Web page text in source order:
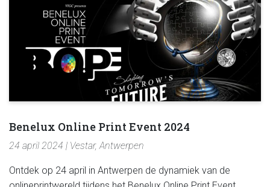
Benelux Online Print Event 2024
24 april 2024 | Vestar, Antwerpen
Ontdek op 24 april in Antwerpen de dynamiek van de